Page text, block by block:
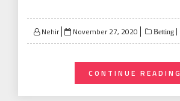
Nehir
Posted
on
November 27, 2020 Betting
CONTINUE READING